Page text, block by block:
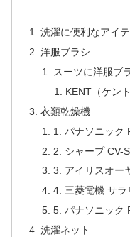
洗濯に便利なアイ
洋服ブラシ
スーツに洋服ブ
KENT（ケント
衣類乾燥機
1. パナソニック
2. シャープ CV-
3. アイリスオー
4. 三菱電機 サ
5. パナソニック
洗濯ネット